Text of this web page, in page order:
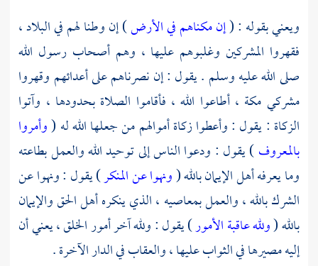
ويعني بقوله : (إن مكناهم في الأرض) إن وطنا لهم في البلاد ،
فقهروا المشركين وغلبوهم عليها ، وهم أصحاب رسول الله
صلى الله عليه وسلم . يقول : إن نصرناهم على أعدائهم وقهروا
مشركي مكة ، أطاعوا الله ، فأقاموا الصلاة بحدودها ، وآتوا
الزكاة : يقول : وأعطوا زكاة أموالهم من جعلها الله له (وأمروا
بالمعروف) يقول : ودعوا الناس إلى توحيد الله والعمل بطاعته
وما يعرفه أهل الإيمان بالله (ونهوا عن المنكر) يقول : ونهوا عن
الشرك بالله ، والعمل بمعاصيه ، الذي ينكره أهل الحق والإيمان
بالله (ولله عاقبة الأمور) يقول : ولله آخر أمور الخلق ، يعني أن
إليه مصيرها في الثواب عليها ، والعقاب في الدار الآخرة .